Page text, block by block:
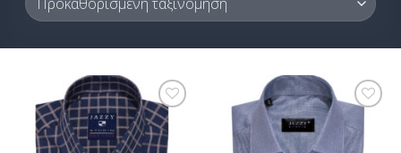
Προσθήκη
στη Λίστα
Επιθυμίας
Προσθήκη
στη Λίστα
Επιθυμίας